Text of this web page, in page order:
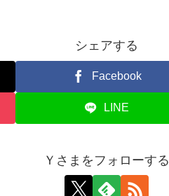
シェアする
Facebook
LINE
Ｙさまをフォローする